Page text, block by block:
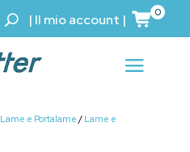
| Il mio account | 0
Lame e Portalame / Lame e